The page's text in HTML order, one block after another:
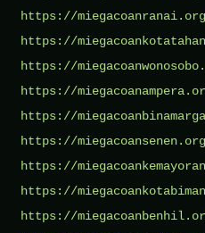
https://miegacoanranai.org
https://
https://
https://
https://
https://miegacoansenen.org
https://
https://
https://